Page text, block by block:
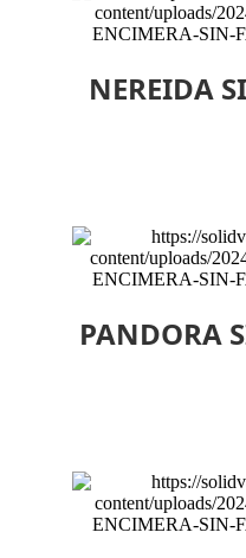
NEREIDA
PANDORA